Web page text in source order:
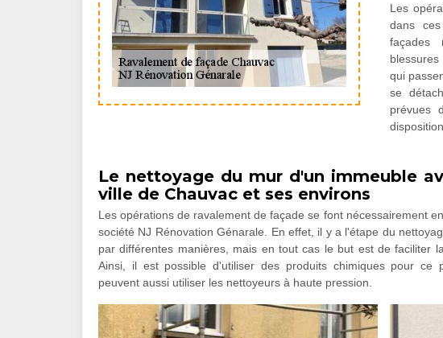
Les
dans
façades
qui
se
prévues
Le nettoyage du mur d'un immeuble
ville de Chauvac et ses environs
Les opérations de ravalement de façade se font nécessairement
société NJ Rénovation Génarale. En effet, il y a l'étape du
par différentes manières, mais en tout cas le but est de faciliter
Ainsi, il est possible d'utiliser des produits chimiques pour ce
peuvent aussi utiliser les nettoyeurs à haute pression.